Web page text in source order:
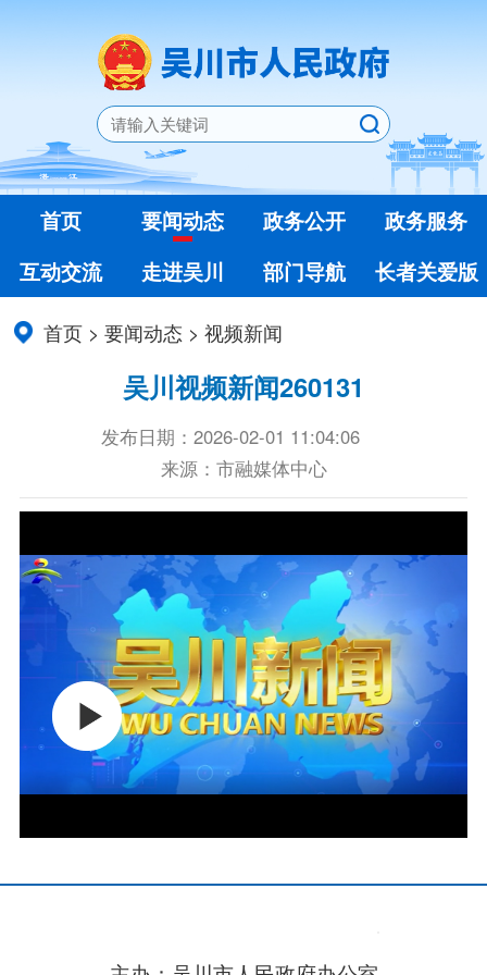
首页 要闻动态 政务公开
政务服务
互动交流
走进吴川 部门导航 长者关爱版
首页 >要闻动态 >视频新闻
吴川视频新闻260131
发布日期：2026-02-01 11:04:06
来源：市融媒体中心